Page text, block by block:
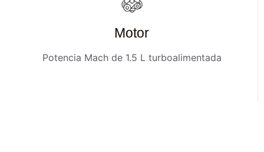
Motor
Potencia Mach de 1.5 L turboalimentada